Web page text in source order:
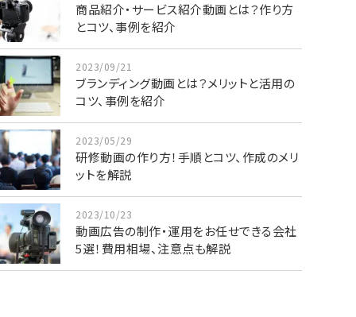
商品紹介・サービス紹介動画とは？作り方
とコツ、事例を紹介
2023/09/21
ブランディング動画とは？メリットと活用の
コツ、事例を紹介
2023/05/29
研修動画の作り方！手順とコツ、作成のメリ
ットを解説
2023/10/23
動画広告の制作・運用をお任せできる会社
5選！費用相場、注意点も解説